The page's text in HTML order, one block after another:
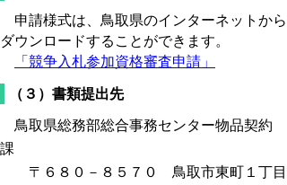
申請様式は、鳥取県のインターネットから
ダウンロードすることができます。
「競争入札参加資格審査申請」
（３）書類提出先
鳥取県総務部総合事務センター物品契約
課
〒６８０－８５７０ 鳥取市東町１丁目